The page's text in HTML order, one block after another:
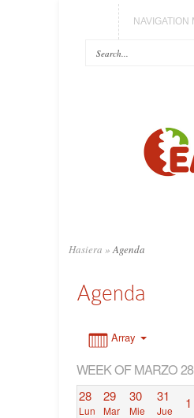
NAVIGATION
Hasiera » Agenda
Agenda
Array
WEEK OF MARZO 28
28
Lun
29
Mar
30
Mie
31
Jue 1
7:00